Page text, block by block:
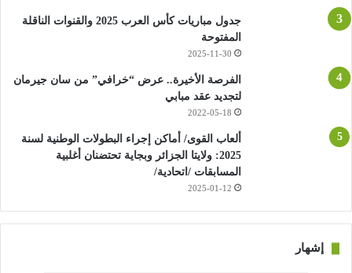
جدول مباريات كأس العرب 2025 والقنوات الناقلة
المفتوحة
2025-11-30
الفرصة الأخيرة.. عرض “خرافي” من سان جيرمان
لتجديد عقد مبابي
2022-05-18
ألعاب القوى/ أماكن إجراء البطولات الوطنية لسنة
2025: ولايتا الجزائر وبجاية تحتضنان أغلبية
المسابقات /اتحادية/
2025-01-12
إشهار